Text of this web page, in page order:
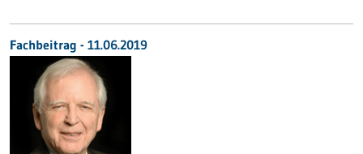
Fachbeitrag - 11.06.2019